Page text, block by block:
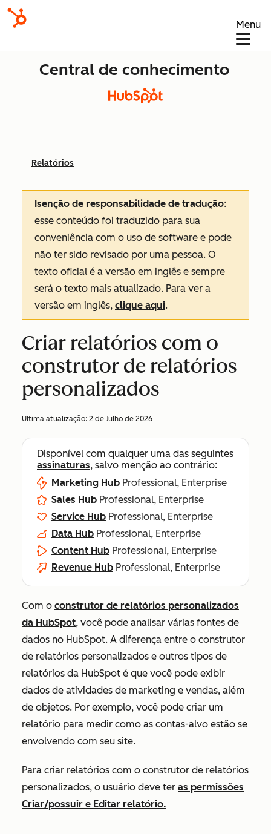
Menu
Central de conhecimento
Relatórios
Isenção de responsabilidade de tradução:
esse conteúdo foi traduzido para sua
conveniência com o uso de software e pode
não ter sido revisado por uma pessoa. O
texto oficial é a versão em inglês e sempre
será o texto mais atualizado. Para ver a
versão em inglês, clique aqui.
Criar relatórios com o
construtor de relatórios
personalizados
Ultima atualização: 2 de Julho de 2026
Disponível com qualquer uma das seguintes
assinaturas, salvo menção ao contrário:
Marketing Hub Professional, Enterprise
Sales Hub Professional, Enterprise
Service Hub Professional, Enterprise
Data Hub Professional, Enterprise
Content Hub Professional, Enterprise
Revenue Hub Professional, Enterprise
Com o construtor de relatórios personalizados
da HubSpot, você pode analisar várias fontes de
dados no HubSpot. A diferença entre o construtor
de relatórios personalizados e outros tipos de
relatórios da HubSpot é que você pode exibir
dados de atividades de marketing e vendas, além
de objetos. Por exemplo, você pode criar um
relatório para medir como as contas-alvo estão se
envolvendo com seu site.
Para criar relatórios com o construtor de relatórios
personalizados, o usuário deve ter as permissões
Criar/possuir e Editar relatório.